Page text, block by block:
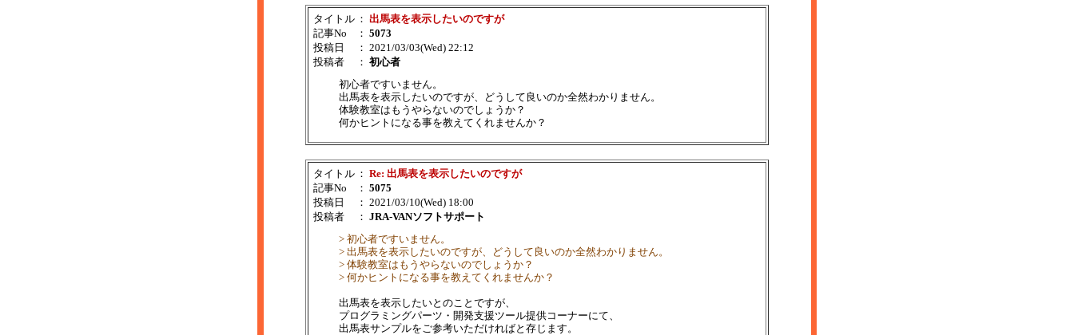
タイトル ： 出馬表を表示したいのですが
記事No
： 5073
投稿日
： 2021/03/03(Wed) 22:12
投稿者
： 初心者
初心者ですいません。
出馬表を表示したいのですが、どうして良いのか全然わかりません。
体験教室はもうやらないのでしょうか？
何かヒントになる事を教えてくれませんか？
タイトル ： Re: 出馬表を表示したいのですが
記事No
： 5075
投稿日
： 2021/03/10(Wed) 18:00
投稿者
： JRA-VANソフトサポート
> 初心者ですいません。
> 出馬表を表示したいのですが、どうして良いのか全然わかりません。
> 体験教室はもうやらないのでしょうか？
> 何かヒントになる事を教えてくれませんか？
出馬表を表示したいとのことですが、
プログラミングパーツ・開発支援ツール提供コーナーにて、
出馬表サンプルをご参考いただければと存じます。